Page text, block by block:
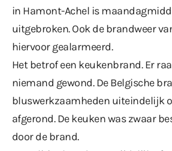
in Hamont-Achel is
uitgebroken. Ook de brandweer
hiervoor gealarmeerd.
Het betrof een keukenbrand. Er
niemand gewond. De Belgische
bluswerkzaamheden uiteindelijk
afgerond. De keuken was zwaar
door de brand.